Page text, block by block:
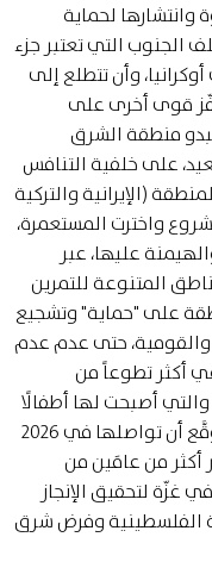
لحماية
الجنوب التي تعتبر جزء
وأن تتطلع إلى
قوى أخرى على
منطقة الشرق
على خلفية التنافس
(الإيرانية والتركية
واخترت المستعمرة،
عليها، عبر
المتنوعة للتمرين
على "حماية" وتشجيع
والقومية، حتى عدم عدم
أكثر تطوعاً من
الإنسانية. فمنذ 7 أكتوبر (2023)، والتي أصبحت لها أطفالًا
عدوانيةً توّسيّةً غير مشهورة، ومن المُتوقَّع أن تواصلها في 2026
أكثر من عامَين من
غزّة لتحقيق الإنجاز
الفلسطينية وفرض شرق